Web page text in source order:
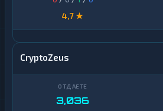
4,7 ★
CryptoZeus
3,036